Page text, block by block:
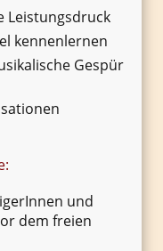
Leistungsdruck
kennenlernen
Gespür
und
dem freien